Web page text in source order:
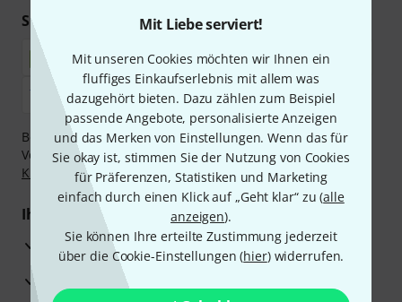
Mit Liebe serviert!
Mit unseren Cookies möchten wir Ihnen ein
fluffiges Einkaufserlebnis mit allem was
dazugehört bieten. Dazu zählen zum Beispiel
passende Angebote, personalisierte Anzeigen
und das Merken von Einstellungen. Wenn das für
Sie okay ist, stimmen Sie der Nutzung von Cookies
für Präferenzen, Statistiken und Marketing
einfach durch einen Klick auf „Geht klar“ zu (alle
anzeigen).
Sie können Ihre erteilte Zustimmung jederzeit
über die Cookie-Einstellungen (hier) widerrufen.
Sicher einkaufen & bezahlen
Bezahlen Sie vertraulich und sicher per Nachnahme,
Vorkasse, PayPal, Amazon Pay,Klarna Sofort bezahlen,
Klarna Ratenzahlungoder Kreditkarte.
Ihre Vorteile
3 Jahre Thomann Garantie
30 Tage Money-Back-Garantie